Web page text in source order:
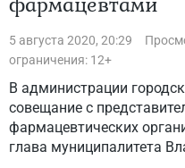
5 августа 2020, 20:29
ограничения: 12+
В администрации
совещание с
фармацевтических
глава муниципалитета